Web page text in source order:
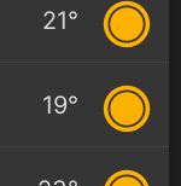
21°
19°